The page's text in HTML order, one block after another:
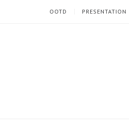
OOTD PRESENTATION